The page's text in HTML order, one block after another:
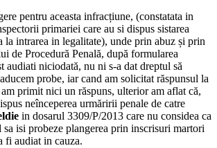
pentru aceasta infracțiune, (constatata in
primariei care au si dispus sistarea
la intrarea in legalitate), unde prin abuz și prin
de Procedură Penală, după formularea
audiati niciodată, nu ni s-a dat dreptul să
probe, iar cand am solicitat răspunsul la
primit nici un răspuns, ulterior am aflat că,
neînceperea urmăririi penale de catre
in dosarul 3309/P/2013 care nu considea ca
sa isi probeze plangerea prin inscrisuri martori
fi audiat in cauza.